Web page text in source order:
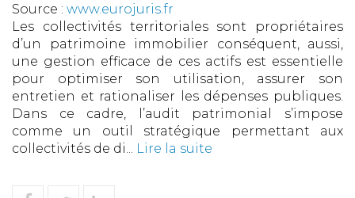
Source : www.eurojuris.fr
Les collectivités territoriales sont propriétaires
d’un patrimoine immobilier conséquent, aussi,
une gestion efficace de ces actifs est essentielle
pour optimiser son utilisation, assurer son
entretien et rationaliser les dépenses publiques.
Dans ce cadre, l’audit patrimonial s’impose
comme un outil stratégique permettant aux
collectivités de di... Lire la suite